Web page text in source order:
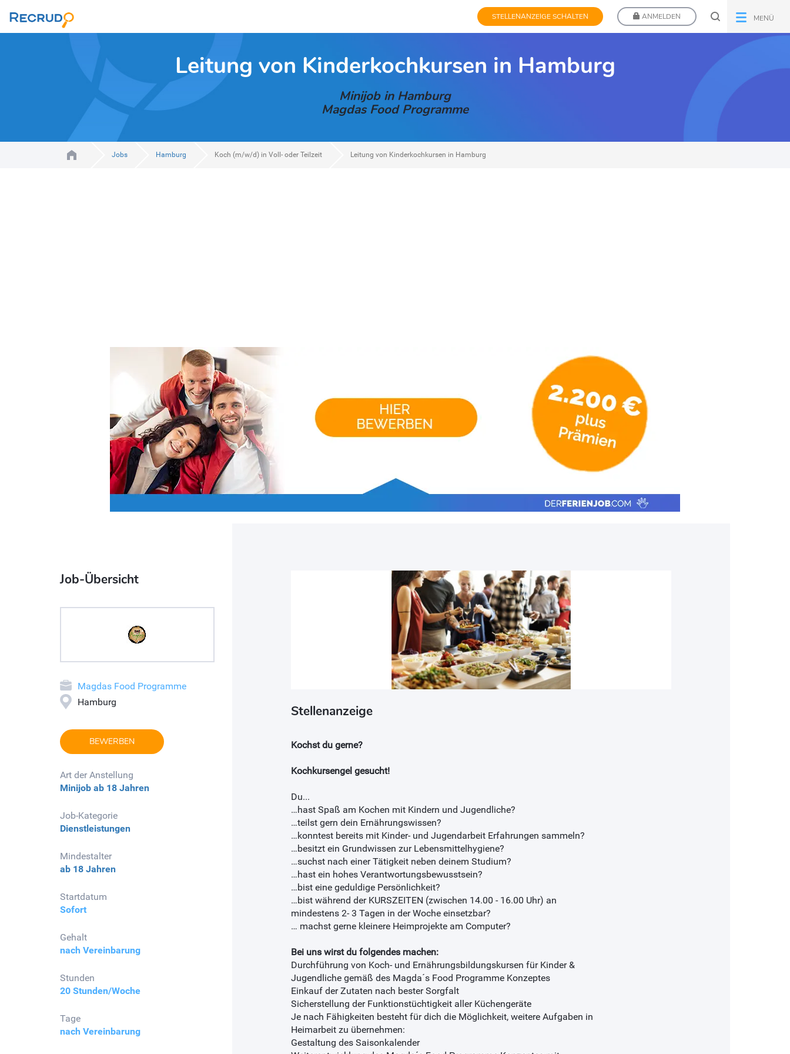
STELLENANZEIGE SCHALTEN ANMELDEN MENÜ
Leitung von Kinderkochkursen in Hamburg
Minijob in Hamburg
Magdas Food Programme
Jobs Hamburg Koch (m/w/d) in Voll- oder Teilzeit Leitung von Kinderkochkursen in Hamburg
Job-Übersicht
Magdas Food Programme
Hamburg
BEWERBEN
Art der Anstellung
Minijob ab 18 Jahren
Job-Kategorie
Dienstleistungen
Mindestalter
ab 18 Jahren
Startdatum
Sofort
Gehalt
nach Vereinbarung
Stunden
20 Stunden/Woche
Tage
nach Vereinbarung
Stellenanzeige
Kochst du gerne?
Kochkursengel gesucht!
Du...
…hast Spaß am Kochen mit Kindern und Jugendliche?
…teilst gern dein Ernährungswissen?
…konntest bereits mit Kinder- und Jugendarbeit Erfahrungen sammeln?
…besitzt ein Grundwissen zur Lebensmittelhygiene?
…suchst nach einer Tätigkeit neben deinem Studium?
…hast ein hohes Verantwortungsbewusstsein?
…bist eine geduldige Persönlichkeit?
…bist während der KURSZEITEN (zwischen 14.00 - 16.00 Uhr) an
mindestens 2- 3 Tagen in der Woche einsetzbar?
… machst gerne kleinere Heimprojekte am Computer?
Bei uns wirst du folgendes machen:
Durchführung von Koch- und Ernährungsbildungskursen für Kinder &
Jugendliche gemäß des Magda´s Food Programme Konzeptes
Einkauf der Zutaten nach bester Sorgfalt
Sicherstellung der Funktionstüchtigkeit aller Küchengeräte
Je nach Fähigkeiten besteht für dich die Möglichkeit, weitere Aufgaben in
Heimarbeit zu übernehmen:
Gestaltung des Saisonkalender